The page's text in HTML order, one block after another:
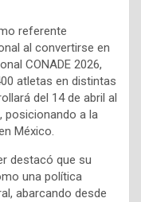
referente
al convertirse en
CONADE 2026,
atletas en distintas
del 14 de abril al
posicionando a la
México.
destacó que su
una política
abarcando desde